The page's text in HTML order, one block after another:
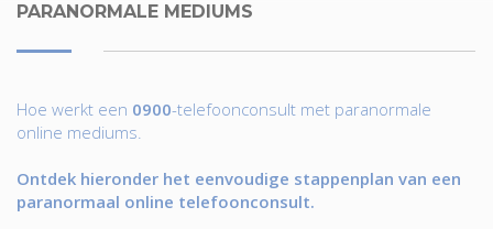
PARANORMALE MEDIUMS
Hoe werkt een 0900-telefoonconsult met paranormale
online mediums.
Ontdek hieronder het eenvoudige stappenplan van een
paranormaal online telefoonconsult.